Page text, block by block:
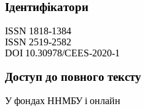
Ідентифікатори
ISSN 1818-1384
ISSN 2519-2582
DOI 10.30978/CEES-2020-1
Доступ до повного тексту
У фондах ННМБУ і онлайн